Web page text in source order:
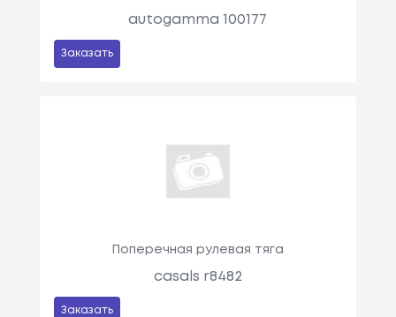
autogamma 100177
Заказать
Поперечная рулевая тяга
casals r8482
Заказать